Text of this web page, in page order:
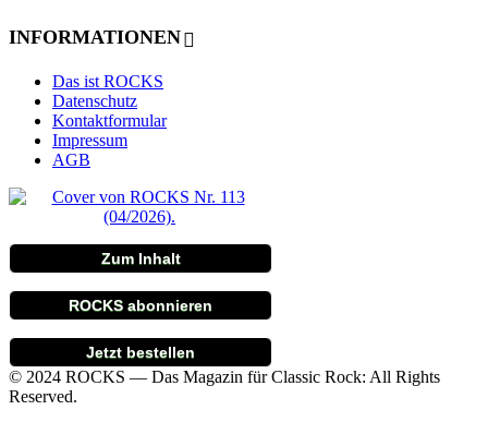
INFORMATIONEN
Das ist ROCKS
Datenschutz
Kontaktformular
Impressum
AGB
Zum Inhalt
ROCKS abonnieren
Jetzt bestellen
© 2024 ROCKS — Das Magazin für Classic Rock: All Rights
Reserved.